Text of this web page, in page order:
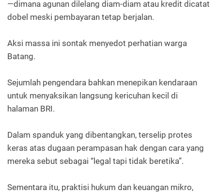
—dimana agunan dilelang diam-diam atau kredit dicatat
dobel meski pembayaran tetap berjalan.
Aksi massa ini sontak menyedot perhatian warga
Batang.
Sejumlah pengendara bahkan menepikan kendaraan
untuk menyaksikan langsung kericuhan kecil di
halaman BRI.
Dalam spanduk yang dibentangkan, terselip protes
keras atas dugaan perampasan hak dengan cara yang
mereka sebut sebagai “legal tapi tidak beretika”.
Sementara itu, praktisi hukum dan keuangan mikro,